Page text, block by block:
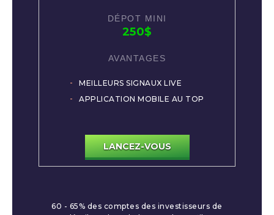
250$
MEILLEURS SIGNAUX LIVE
APPLICATION MOBILE AU TOP
LANCEZ-VOUS
60 - 65% des comptes des investisseurs de